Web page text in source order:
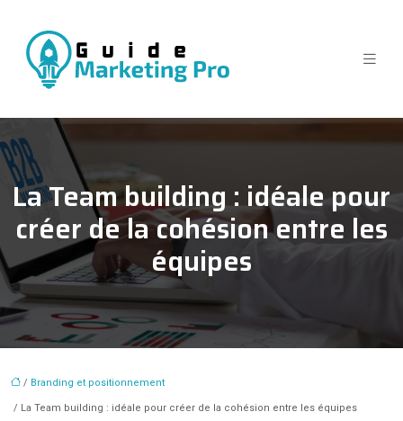
La Team building : idéale pour
créer de la cohésion entre les
équipes
/ Branding et positionnement
/ La Team building : idéale pour créer de la cohésion entre les équipes